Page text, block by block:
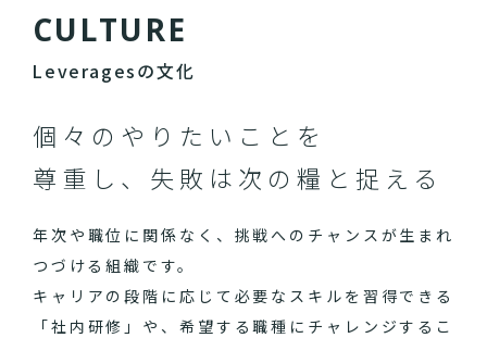
CULTURE
Leveragesの文化
個々のやりたいことを
尊重し、失敗は次の糧と捉える
年次や職位に関係なく、挑戦へのチャンスが生まれ
つづける組織です。
キャリアの段階に応じて必要なスキルを習得できる
「社内研修」や、希望する職種にチャレンジするこ